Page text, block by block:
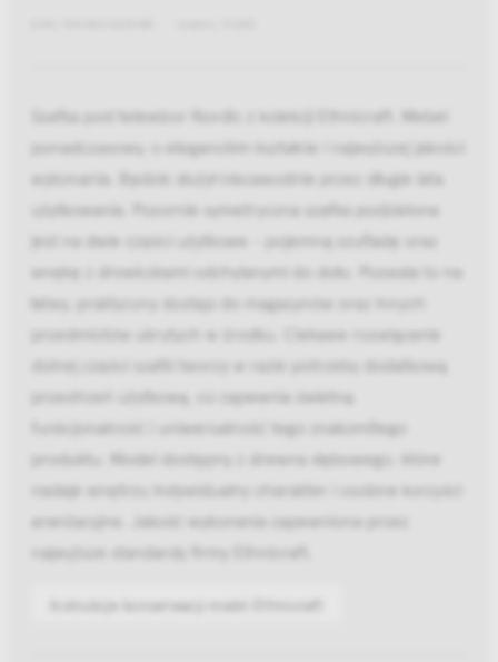
Szafka pod telewizor Nordic z kolekcji Ethnicraft. Mebel
ponadczasowy, o eleganckim kształcie i najwyższej jakości
wykonania. Będzie służył niezawodnie przez długie lata
użytkowania. Pozornie symetryczna szafka podzielona
jest na dwie części użytkowe - pojemną szufladę oraz
wnękę z drzwiczkami odchylanymi do dołu. Pozwala to na
łatwy, praktyczny dostęp do magazynów oraz innych
przedmiotów ukrytych w środku. Ciekawe rozwiązanie
dolnej części szafki tworzy w razie potrzeby dodatkową
przestrzeń użytkową, co zapewnia świetną
funkcjonalność i uniwersalność tego znakomitego
produktu. Model dostępny z drewna dębowego, które
nadaje wnętrzu indywidualny charakter i osobne korzyści
aranżacyjne. Jakość wykonania zapewniona przez
najwyższe standardy firmy Ethnicraft.
Instrukcje konserwacji mebli Ethnicraft